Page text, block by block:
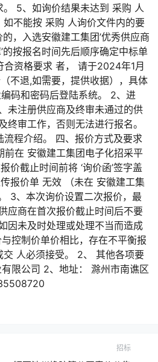
5、如询价结果未达到 采购 人
不能按 采购 人询价文件内的要
，入选安徽建工集团’优秀供应商
的按报名时间先后顺序确定中标单
资格要求 者， 请于2024年1月
不退,如需要，提供收据），具体
码和密码后登陆系统。 2、进
未注册供应商及终审未通过的供
审工作，否则无法进行报名。
程介绍。 四、报价方式及要求
在 安徽建工集团电子化招采平
截止时间前将 ‘询价函’签字盖
报价单 无效 （未在 安徽建工集
3、本次询价设置二次报价，最
应商在首次报价截止时间后不要
因未及时处理或处理不当而造成
控制价单价相比，存在不平衡报
人必须接受。 2、 其他各项要
限公司 2、地址： 滁州市南谯区
招标